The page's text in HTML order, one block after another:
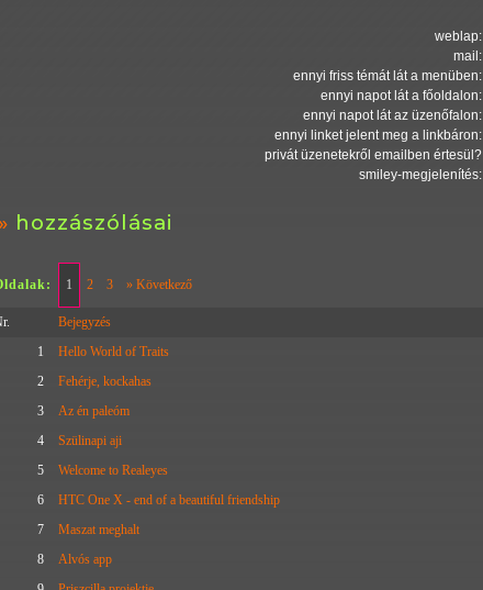
weblap:
mail:
ennyi friss témát lát a menüben:
ennyi napot lát a főoldalon:
ennyi napot lát az üzenőfalon:
ennyi linket jelent meg a linkbáron:
privát üzenetekről emailben értesül?
smiley-megjelenítés:
hozzászólásai
1 2 3 » Következő
Bejegyzés
1
Hello World of Traits
2
Fehérje, kockahas
3
Az én paleóm
4
Szülinapi aji
5
Welcome to Realeyes
6
HTC One X - end of a beautiful friendship
7
Maszat meghalt
8
Alvós app